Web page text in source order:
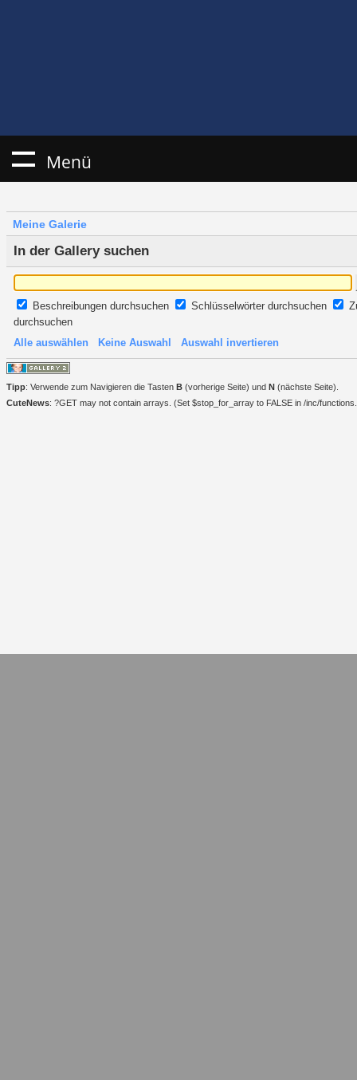
Menü
Meine Galerie
In der Gallery suchen
Beschreibungen durchsuchen Schlüsselwörter durchsuchen
durchsuchen
Alle auswählen
Keine Auswahl Auswahl invertieren
Tipp: Verwende zum Navigieren die Tasten B (vorherige Seite) und N (nächste Seite).
CuteNews: ?GET may not contain arrays. (Set $stop_for_array to FALSE in /inc/